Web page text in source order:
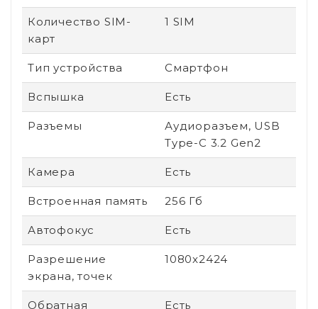
Количество SIM-
карт
1 SIM
Тип устройства Смартфон
Вспышка Есть
Разъемы
Аудиоразъем, USB
Type-C 3.2 Gen2
Камера Есть
Встроенная память 256 Гб
Автофокус Есть
Разрешение
экрана, точек
1080x2424
Обратная
Есть